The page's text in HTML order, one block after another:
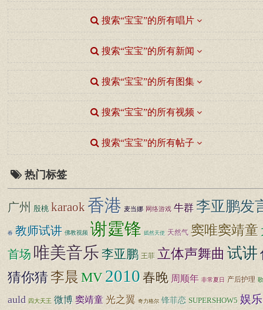
搜索“宝宝”的所有唱片
搜索“宝宝”的所有新闻
搜索“宝宝”的所有图集
搜索“宝宝”的所有视频
搜索“宝宝”的所有帖子
热门标签
广州 殷桃 karaok 香港 麦当娜 网络游戏 牛群 李亚鹏发
春 教师试讲 佛教视频 谢霆锋 嫣然天使 天然气 窦唯窦靖童
首场 唯美音乐李亚鹏 王菲 立体声舞曲 试讲
猜你猜李晨 MV 2010春晚 周顺年 非常夏日 产后护理
auld 四大天王 微博 窦靖童 光之翼 奇力格尔 锋菲恋 SUPERSHOW5 娱乐